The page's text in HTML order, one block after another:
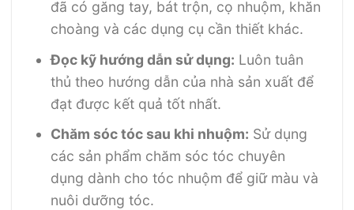
đã có găng tay, bát trộn, cọ nhuộm, khăn
choàng và các dụng cụ cần thiết khác.
Đọc kỹ hướng dẫn sử dụng: Luôn tuân
thủ theo hướng dẫn của nhà sản xuất để
đạt được kết quả tốt nhất.
Chăm sóc tóc sau khi nhuộm: Sử dụng
các sản phẩm chăm sóc tóc chuyên
dụng dành cho tóc nhuộm để giữ màu và
nuôi dưỡng tóc.